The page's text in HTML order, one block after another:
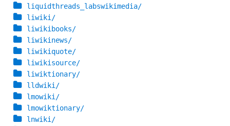
liquidthreads_labswikimedia/
liwiki/
liwikibooks/
liwikinews/
liwikiquote/
liwikisource/
liwiktionary/
lldwiki/
lmowiki/
lmowiktionary/
lnwiki/